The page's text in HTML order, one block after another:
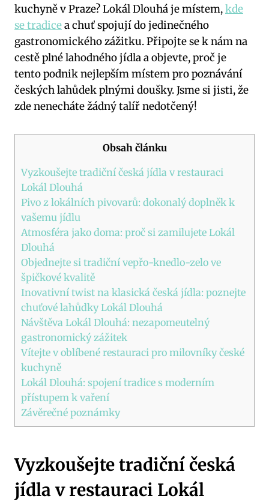
kuchyně v Praze? Lokál Dlouhá je místem,kde
se tradicea chuť spojují do jedinečného
gastronomického zážitku. Připojte se k nám na
cestě plné lahodného jídla a objevte, proč je
tento podnik nejlepším místem pro poznávání
českých lahůdek plnými doušky. Jsme si jisti, že
zde nenecháte žádný talíř nedotčený!
Obsah článku
Vyzkoušejte tradiční česká jídla v restauraci
Lokál Dlouhá
Pivo z lokálních pivovarů: dokonalý doplněk k
vašemu jídlu
Atmosféra jako doma: proč si zamilujete Lokál
Dlouhá
Objednejte si tradiční vepřo-knedlo-zelo ve
špičkové kvalitě
Inovativní twist na klasická česká jídla: poznejte
chuťové lahůdky Lokál Dlouhá
Návštěva Lokál Dlouhá: nezapomeutelný
gastronomický zážitek
Vítejte v oblíbené restauraci pro milovníky české
kuchyně
Lokál Dlouhá: spojení tradice s moderním
přístupem k vaření
Závěrečné poznámky
Vyzkoušejte tradiční česká
jídla v restauraci Lokál